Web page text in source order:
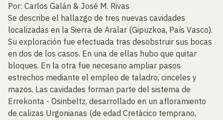
Por: Carlos Galán & José M. Rivas
Se describe el hallazgo de tres nuevas cavidades
localizadas en la Sierra de Aralar (Gipuzkoa, País Vasco).
Su exploración fue efectuada tras desobstruir sus bocas
en dos de los casos. En una de ellas hubo que quitar
bloques. En la otra fue necesario ampliar pasos
estrechos mediante el empleo de taladro, cinceles y
mazos. Las cavidades forman parte del sistema de
Errekonta - Osinbeltz, desarrollado en un afloramiento
de calizas Urgonianas (de edad Cretácico temprano,